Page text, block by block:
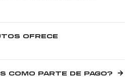
OFRECE
COMO PARTE DE PAGO?